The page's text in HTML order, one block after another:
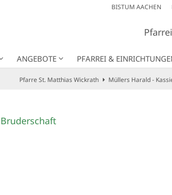
BISTUM AACHEN
ANGEBOTE PFARREI &
Pfarre St. Matthias Wickrath Müllers Harald -